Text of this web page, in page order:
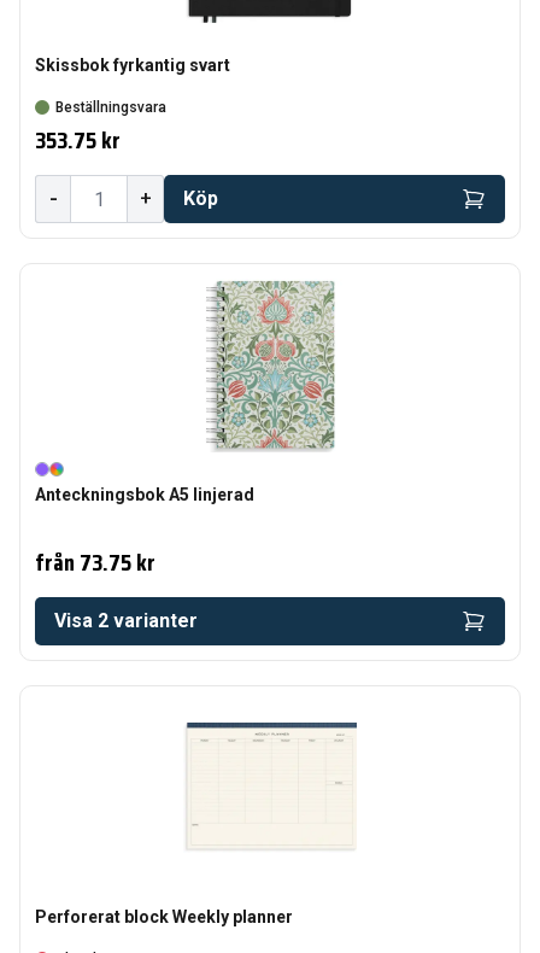
Skissbok fyrkantig svart
Beställningsvara
353.75 kr
- + Köp
Anteckningsbok A5 linjerad
från73.75 kr
Visa 2 varianter
Perforerat block Weekly planner